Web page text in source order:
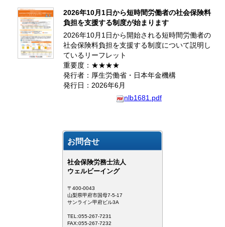
2026年10月1日から短時間労働者の社会保険料
負担を支援する制度が始まります
2026年10月1日から開始される短時間労働者の
社会保険料負担を支援する制度について説明し
ているリーフレット
重要度：★★★★
発行者：厚生労働省・日本年金機構
発行日：2026年6月
nlb1681.pdf
お問合せ
社会保険労務士法人
ウェルビーイング
〒400-0043
山梨県甲府市国母7-5-17
サンライン甲府ビル3A
TEL:055-267-7231
FAX:055-267-7232